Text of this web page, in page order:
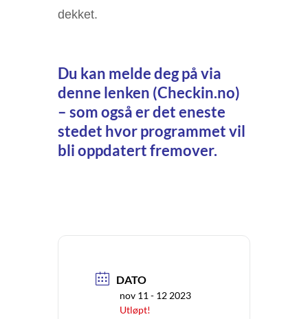
dekket.
Du kan melde deg på via
denne lenken (Checkin.no)
– som også er det eneste
stedet hvor programmet vil
bli oppdatert fremover.
DATO
nov 11 - 12 2023
Utløpt!